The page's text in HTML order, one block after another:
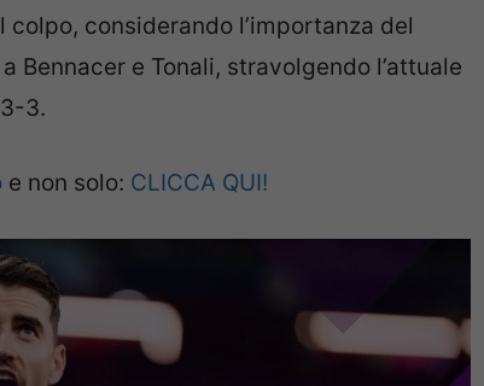
considerando l’importanza del
e Tonali, stravolgendo l’attuale
3.
e non solo: CLICCA QUI!